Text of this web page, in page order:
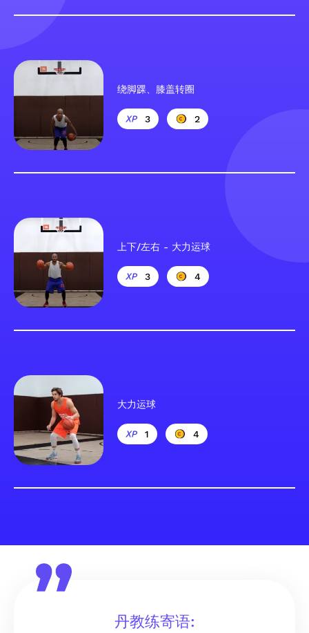
绕脚踝、膝盖转圈
3 2
上下/左右 - 大力运球
3 4
大力运球
1 4
丹教练寄语: